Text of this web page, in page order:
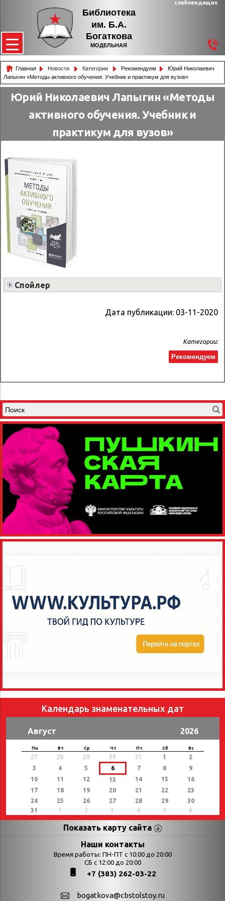
Библиотека
им. Б.А.
Богаткова
МОДЕЛЬНАЯ
слабовидящих
Главная Новости Категории Рекомендуем
Юрий Николаевич
Лапыгин «Методы активного обучения. Учебник и практикум для вузов»
Юрий Николаевич Лапыгин «Методы
активного обучения. Учебник и
практикум для вузов»
Спойлер
Дата публикации: 03-11-2020
Категории:
Рекомендуем
Календарь знаменательных дат
Август 2026
Пн Вт Ср Чт Пт Сб Вс
27 28 29 30 31 1
2
3
4 5 6 7 8
9
10
11 12 13 14 15
16
17
18 19 20 21 22
23
24
25 26 27 28 29
30
31
1 2 3 4 5 6
Показать карту сайта
Страницы Категории
Календарь
Выставки
День в истории
День в истории.
Наши контакты
Время работы: ПН-ПТ с 10:00 до 20:00
СБ с 12:00 до 20:00
+7 (383) 262-03-22
bogatkova@cbstolstoy.ru